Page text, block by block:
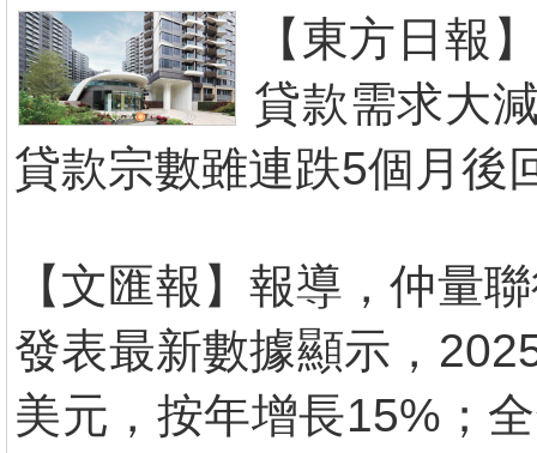
【東方日報
貸款需求大
貸款宗數雖連跌5個月後
【文匯報】報導，仲量
發表最新數據顯示，
美元，按年增長15%；